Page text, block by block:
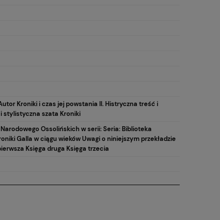
Kroniki i czas jej powstania II. Histryczna treść i
stylistyczna szata Kroniki
Ossolińskich w serii: Seria: Biblioteka
Galla w ciągu wieków Uwagi o niniejszym przekładzie
Księga druga Księga trzecia